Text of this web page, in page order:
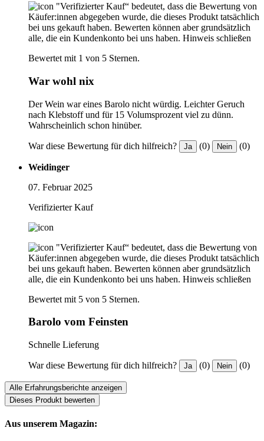
"Verifizierter Kauf“ bedeutet, dass die Bewertung von
Käufer:innen abgegeben wurde, die dieses Produkt tatsächlich
bei uns gekauft haben. Bewerten können aber grundsätzlich
alle, die ein Kundenkonto bei uns haben. Hinweis schließen
Bewertet mit 1 von 5 Sternen.
War wohl nix
Der Wein war eines Barolo nicht würdig. Leichter Geruch
nach Klebstoff und für 15 Volumsprozent viel zu dünn.
Wahrscheinlich schon hinüber.
War diese Bewertung für dich hilfreich? Ja (0) Nein (0)
Weidinger
07. Februar 2025
Verifizierter Kauf
"Verifizierter Kauf“ bedeutet, dass die Bewertung von
Käufer:innen abgegeben wurde, die dieses Produkt tatsächlich
bei uns gekauft haben. Bewerten können aber grundsätzlich
alle, die ein Kundenkonto bei uns haben. Hinweis schließen
Bewertet mit 5 von 5 Sternen.
Barolo vom Feinsten
Schnelle Lieferung
War diese Bewertung für dich hilfreich? Ja (0) Nein (0)
Alle Erfahrungsberichte anzeigen
Dieses Produkt bewerten
Aus unserem Magazin: